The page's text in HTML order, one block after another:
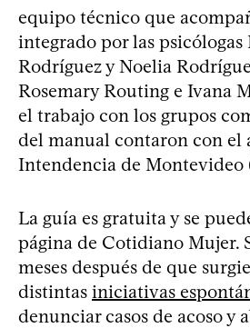
equipo técnico que
integrado por las psicólogas
Rodríguez y Noelia
Rosemary Routing e Ivana
el trabajo con los grupos
del manual contaron con el
Intendencia de Montevideo
La guía es gratuita y se
página de Cotidiano Mujer.
meses después de que
distintas iniciativas
denunciar casos de acoso y